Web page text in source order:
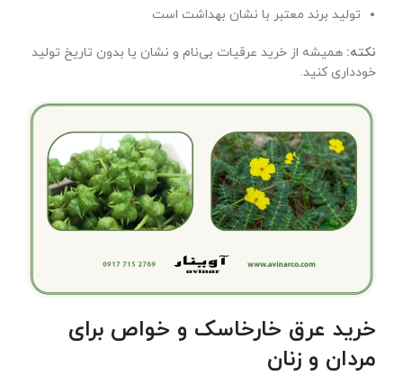
تولید برند معتبر با نشان بهداشت است
نکته: همیشه از خرید عرقیات بی‌نام و نشان یا بدون تاریخ تولید
خودداری کنید.
خرید عرق خارخاسک و خواص برای
مردان و زنان